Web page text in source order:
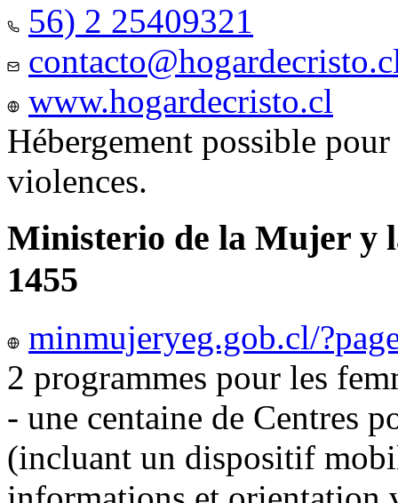
56) 2 25409321
www.hogardecristo.cl
Hébergement possible
violences.
Ministerio de la Mujer y
1455
minmujeryeg.gob.cl/
2 programmes pour les
- une centaine de Centres
(incluant un dispositif